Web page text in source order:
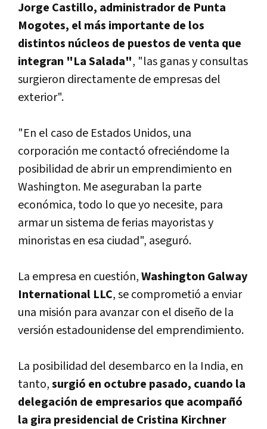
Jorge Castillo, administrador de Punta
Mogotes, el más importante de los
distintos núcleos de puestos de venta que
integran "La Salada", "las ganas y consultas
surgieron directamente de empresas del
exterior".
"En el caso de Estados Unidos, una
corporación me contactó ofreciéndome la
posibilidad de abrir un emprendimiento en
Washington. Me aseguraban la parte
económica, todo lo que yo necesite, para
armar un sistema de ferias mayoristas y
minoristas en esa ciudad", aseguró.
La empresa en cuestión,Washington Galway
International LLC, se comprometió a enviar
una misión para avanzar con el diseño de la
versión estadounidense del emprendimiento.
La posibilidad del desembarco en la India, en
tanto,surgió en octubre pasado, cuando la
delegación de empresarios que acompañó
la gira presidencial de Cristina Kirchner